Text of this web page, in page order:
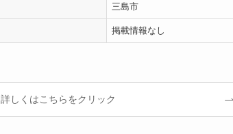
三島市
掲載情報なし
詳しくはこちらをクリック